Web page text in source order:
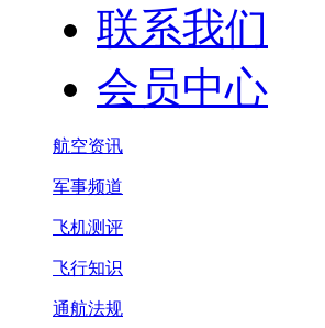
联系我们
会员中心
航空资讯
军事频道
飞机测评
飞行知识
通航法规